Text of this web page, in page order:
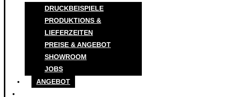
DRUCKBEISPIELE
PRODUKTIONS &
LIEFERZEITEN
PREISE & ANGEBOT
SHOWROOM
JOBS
ANGEBOT